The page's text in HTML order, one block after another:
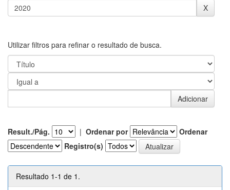
Utilizar filtros para refinar o resultado de busca.
Result./Pág. | Ordenar por
Ordenar
Registro(s)
Resultado 1-1 de 1.